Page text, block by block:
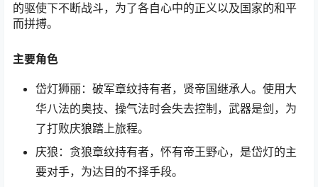
的驱使下不断战斗，为了各自心中的正义以及国家的和平
而拼搏。
主要角色
岱灯狮丽：破军章纹持有者，贤帝国继承人。使用大
华八法的奥技、操气法时会失去控制，武器是剑，为
了打败庆狼踏上旅程。
庆狼：贪狼章纹持有者，怀有帝王野心，是岱灯的主
要对手，为达目的不择手段。